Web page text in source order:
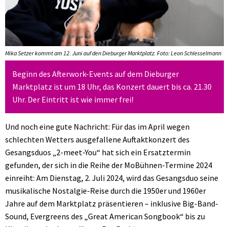
Mika Setzer kommt am 12. Juni auf den Dieburger Marktplatz. Foto: Leon Schlesselmann
Beginn des Afterwork-Events auf dem Dieburger
Marktplatz ist um 18 Uhr, das Konzert dauert bis ca. 21.30
Uhr. Der Eintritt ist wie immer frei!
Und noch eine gute Nachricht: Für das im April wegen
schlechten Wetters ausgefallene Auftaktkonzert des
Gesangsduos „2-meet-You“ hat sich ein Ersatztermin
gefunden, der sich in die Reihe der MoBühnen-Termine 2024
einreiht: Am Dienstag, 2. Juli 2024, wird das Gesangsduo seine
musikalische Nostalgie-Reise durch die 1950er und 1960er
Jahre auf dem Marktplatz präsentieren – inklusive Big-Band-
Sound, Evergreens des „Great American Songbook“ bis zu